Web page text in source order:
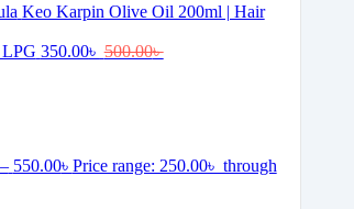
Keo Karpin Olive Oil 200ml | Hair
350.00৳ 500.00৳
– 550.00৳ Price range: 250.00৳ through